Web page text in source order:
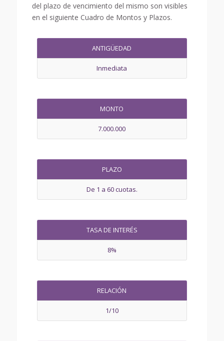
del plazo de vencimiento del mismo son visibles
en el siguiente Cuadro de Montos y Plazos.
ANTIGÜEDAD
Inmediata
MONTO
7.000.000
PLAZO
De 1 a 60 cuotas.
TASA DE INTERÉS
8%
RELACIÓN
1/10